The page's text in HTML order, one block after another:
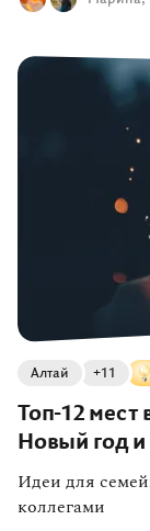
+11
Алтай
Топ-12 мест
Новый год
Идеи для
коллегами